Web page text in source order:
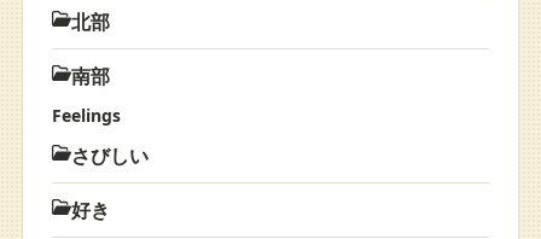
北部
南部
Feelings
さびしい
好き